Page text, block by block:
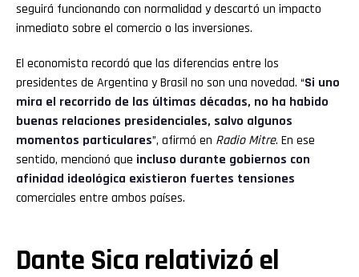
seguirá funcionando con normalidad y descartó un impacto
inmediato sobre el comercio o las inversiones.
El economista recordó que las diferencias entre los
presidentes de Argentina y Brasil no son una novedad. “Si uno
mira el recorrido de las últimas décadas, no ha habido
buenas relaciones presidenciales, salvo algunos
momentos particulares”, afirmó en Radio Mitre. En ese
sentido, mencionó que incluso durante gobiernos con
afinidad ideológica existieron fuertes tensiones
comerciales entre ambos países.
Dante Sica relativizó el